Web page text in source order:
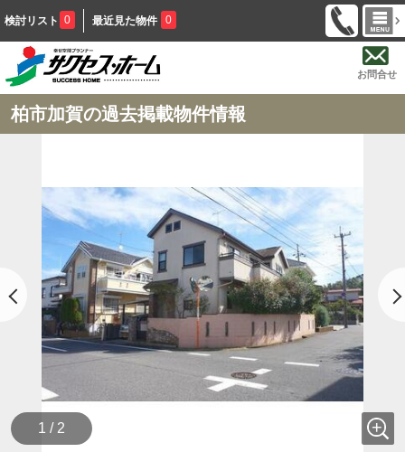
検討リスト 0 最近見た物件 0
お問合せ
柏市加賀の過去掲載物件情報
1 / 2